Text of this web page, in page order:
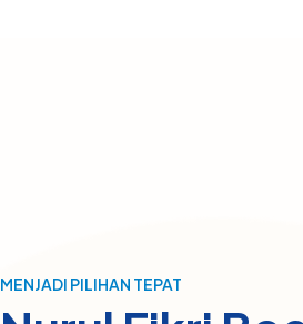
MENJADI PILIHAN TEPAT